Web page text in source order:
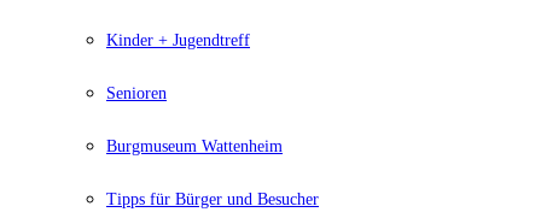
Kinder + Jugendtreff
Senioren
Burgmuseum Wattenheim
Tipps für Bürger und Besucher